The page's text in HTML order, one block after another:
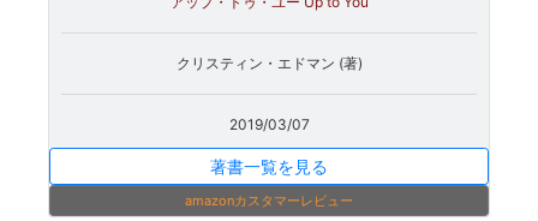
クリスティン・エドマン (著)
2019/03/07
著書一覧を見る
amazonカスタマーレビュー